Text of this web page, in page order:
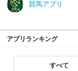
競馬アプリ
アプリランキング
すべて